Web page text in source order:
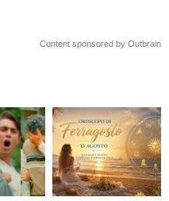
Content sponsored by Outbrain